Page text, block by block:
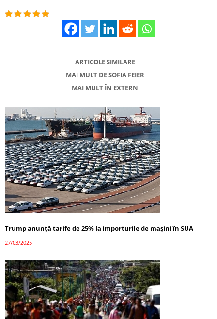
ARTICOLE SIMILARE
MAI MULT DE SOFIA FEIER
MAI MULT ÎN EXTERN
Trump anunță tarife de 25% la importurile de mașini în SUA
27/03/2025